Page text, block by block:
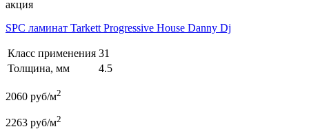
акция
SPC ламинат Tarkett Progressive House Danny Dj
Класс применения 31
Толщина, мм
4.5
2060 руб/м2
2263 руб/м2